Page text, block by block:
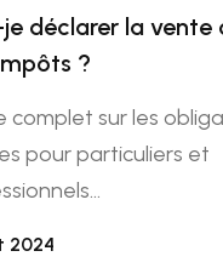
je déclarer la
?
complet sur les
pour particuliers et
2024